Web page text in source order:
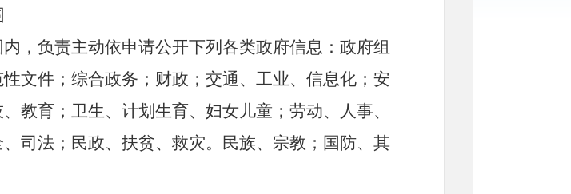
，负责主动依申请公开下列各类政府信息：政府组
文件；综合政务；财政；交通、工业、信息化；安
教育；卫生、计划生育、妇女儿童；劳动、人事、
司法；民政、扶贫、救灾。民族、宗教；国防、其